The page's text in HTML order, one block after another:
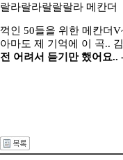
랄라랄라랄랄랄라 메칸더
꺽인 50들을 위한 메칸더
아마도 제 기억에 이 곡..
전 어려서 듣기만 했어요..